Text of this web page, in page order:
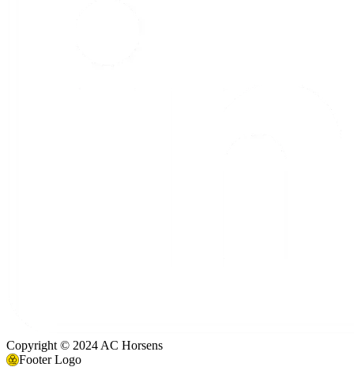
Copyright © 2024 AC Horsens
Footer Logo